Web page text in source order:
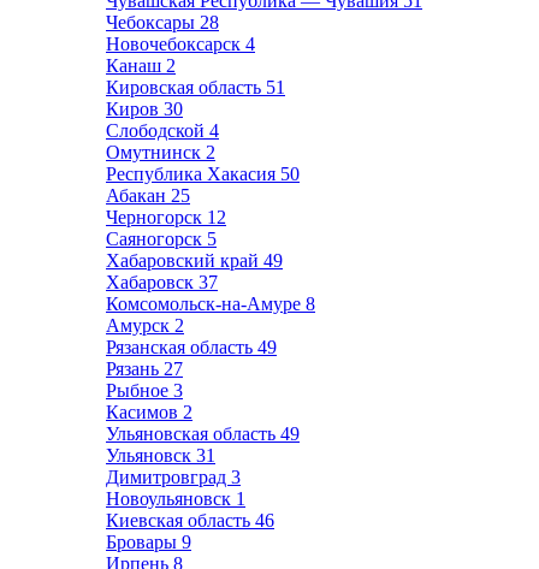
Чебоксары 28
Новочебоксарск 4
Канаш 2
Кировская область 51
Киров 30
Слободской 4
Омутнинск 2
Республика Хакасия 50
Абакан 25
Черногорск 12
Саяногорск 5
Хабаровский край 49
Хабаровск 37
Комсомольск-на-Амуре 8
Амурск 2
Рязанская область 49
Рязань 27
Рыбное 3
Касимов 2
Ульяновская область 49
Ульяновск 31
Димитровград 3
Новоульяновск 1
Киевская область 46
Бровары 9
Ирпень 8